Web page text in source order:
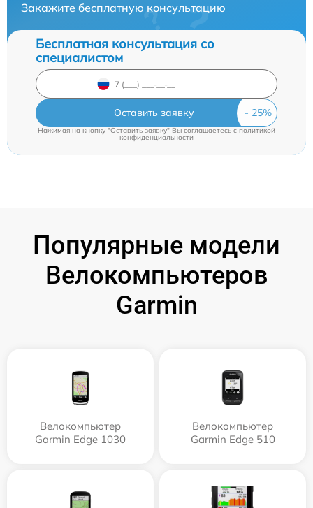
Закажите бесплатную консультацию
Бесплатная консультация со
специалистом
Оставить заявку
Нажимая на кнопку "Оставить заявку" Вы соглашаетесь cполитикой
конфиденциальности
Популярные модели
Велокомпьютеров
Garmin
Велокомпьютер
Garmin Edge 1030
Велокомпьютер
Garmin Edge 510